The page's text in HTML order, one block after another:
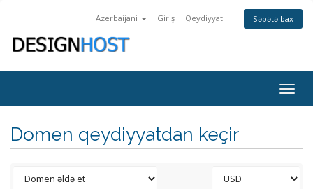
Azerbaijani Giriş Qeydiyyat Səbətə bax
Domen qeydiyyatdan keçir